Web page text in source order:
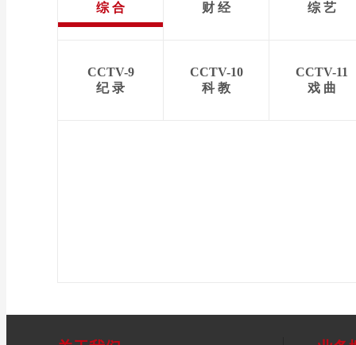
综 合
财 经
综 艺
CCTV-9
纪 录
CCTV-10
科 教
CCTV-11
戏 曲